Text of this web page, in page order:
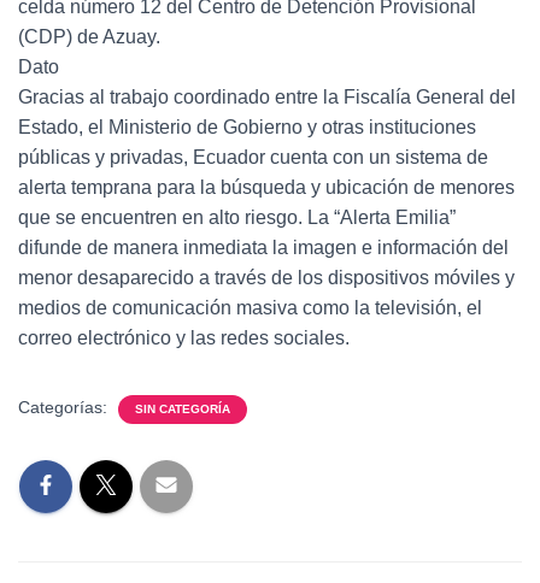
celda número 12 del Centro de Detención Provisional
(CDP) de Azuay.
Dato
Gracias al trabajo coordinado entre la Fiscalía General del
Estado, el Ministerio de Gobierno y otras instituciones
públicas y privadas, Ecuador cuenta con un sistema de
alerta temprana para la búsqueda y ubicación de menores
que se encuentren en alto riesgo. La “Alerta Emilia”
difunde de manera inmediata la imagen e información del
menor desaparecido a través de los dispositivos móviles y
medios de comunicación masiva como la televisión, el
correo electrónico y las redes sociales.
Categorías: SIN CATEGORÍA